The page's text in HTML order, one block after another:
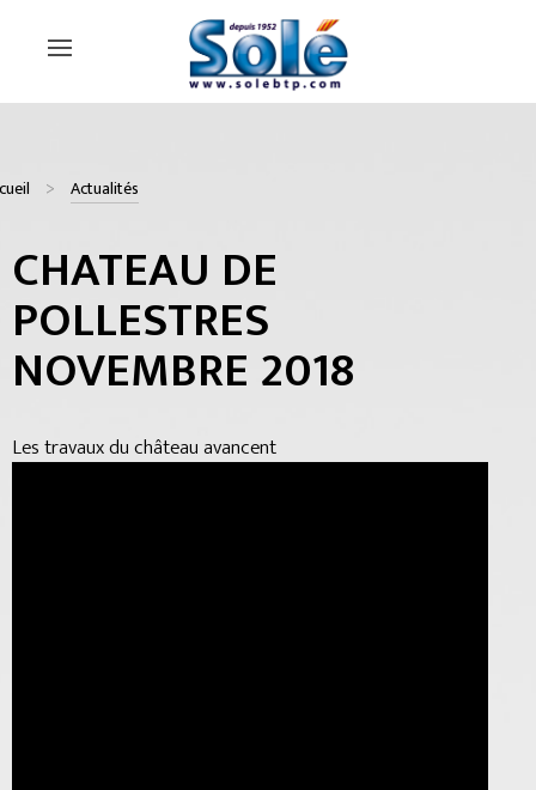
Actualités
CHATEAU DE
POLLESTRES
NOVEMBRE 2018
Les travaux du château avancent